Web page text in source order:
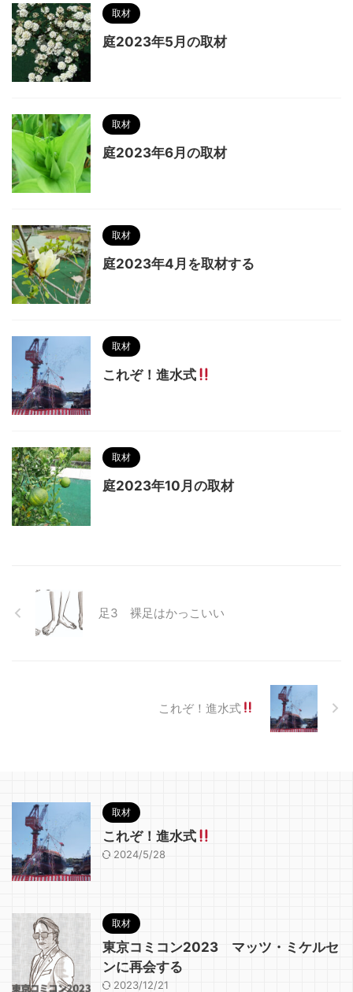
取材
庭2023年5月の取材
取材
庭2023年6月の取材
取材
庭2023年4月を取材する
取材
これぞ！進水式
取材
庭2023年10月の取材
足3 裸足はかっこいい
これぞ！進水式
取材
これぞ！進水式
2024/5/28
取材
東京コミコン2023 マッツ・ミケルセ
ンに再会する
2023/12/21